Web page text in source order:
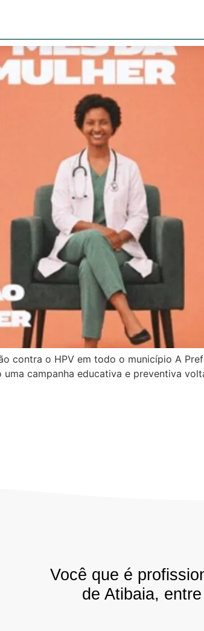
contra o HPV em todo o município A
campanha educativa e preventiva
Você que é
de Atibaia,